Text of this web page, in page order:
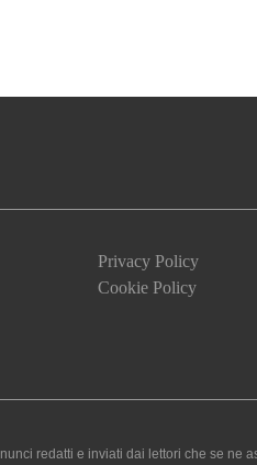
Privacy Policy
Cookie Policy
redatti e inviati dai lettori che se ne